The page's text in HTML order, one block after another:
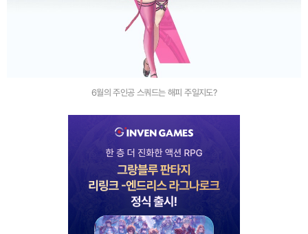
6월의 주인공 스쿼드는 해피 주일지도?